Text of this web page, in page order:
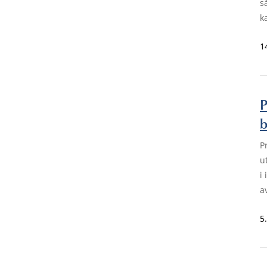
i